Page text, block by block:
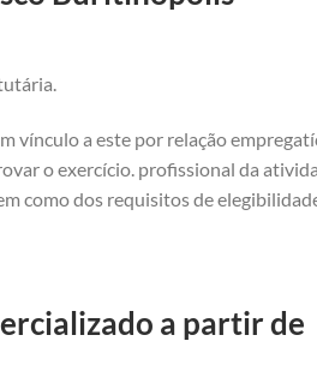
vínculo a este por relação
o exercício. profissional da
como dos requisitos de
a partir de